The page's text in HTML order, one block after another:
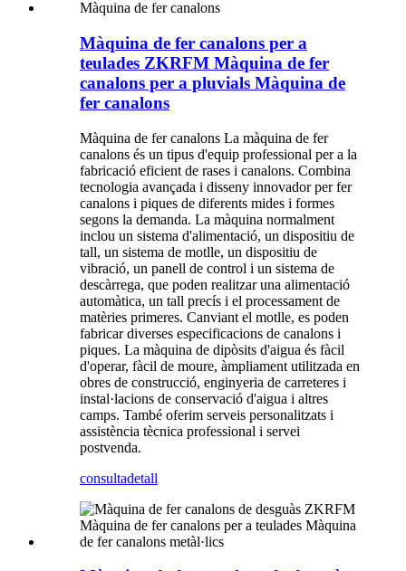
Màquina de fer canalons per a
teulades ZKRFM Màquina de fer
canalons per a pluvials Màquina de
fer canalons
Màquina de fer canalons La màquina de fer
canalons és un tipus d'equip professional per a la
fabricació eficient de rases i canalons. Combina
tecnologia avançada i disseny innovador per fer
canalons i piques de diferents mides i formes
segons la demanda. La màquina normalment
inclou un sistema d'alimentació, un dispositiu de
tall, un sistema de motlle, un dispositiu de
vibració, un panell de control i un sistema de
descàrrega, que poden realitzar una alimentació
automàtica, un tall precís i el processament de
matèries primeres. Canviant el motlle, es poden
fabricar diverses especificacions de canalons i
piques. La màquina de dipòsits d'aigua és fàcil
d'operar, fàcil de moure, àmpliament utilitzada en
obres de construcció, enginyeria de carreteres i
instal·lacions de conservació d'aigua i altres
camps. També oferim serveis personalitzats i
assistència tècnica professional i servei
postvenda.
consultadetall